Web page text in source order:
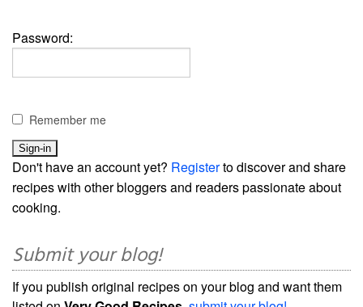
Password:
Remember me
Don't have an account yet? Registerto discover and share
recipes with other bloggers and readers passionate about
cooking.
Submit your blog!
If you publish original recipes on your blog and want them